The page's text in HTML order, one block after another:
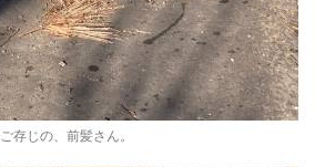
ご存じの、前髪さん。